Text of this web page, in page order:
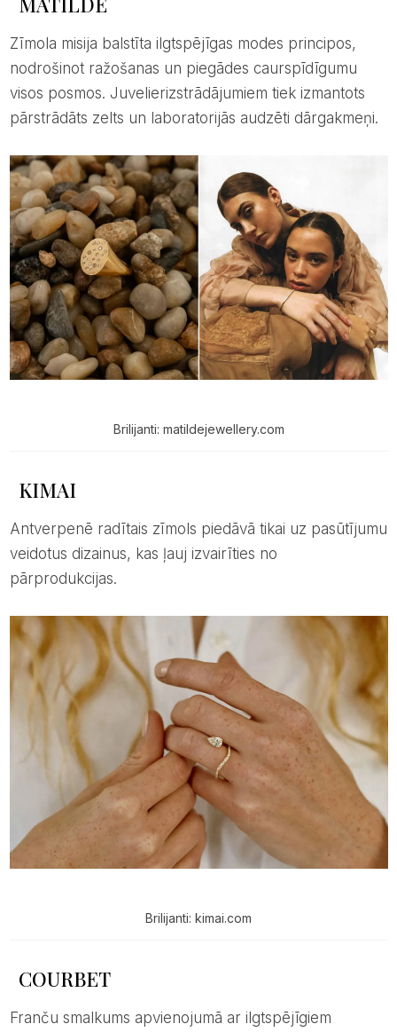
Zīmola misija balstīta ilgtspējīgas modes principos,
nodrošinot ražošanas un piegādes caurspīdīgumu
visos posmos. Juvelierizstrādājumiem tiek izmantots
pārstrādāts zelts un laboratorijās audzēti dārgakmeņi.
Brilijanti: matildejewellery.com
KIMAI
Antverpenē radītais zīmols piedāvā tikai uz pasūtījumu
veidotus dizainus, kas ļauj izvairīties no
pārprodukcijas.
Brilijanti: kimai.com
COURBET
Franču smalkums apvienojumā ar ilgtspējīgiem